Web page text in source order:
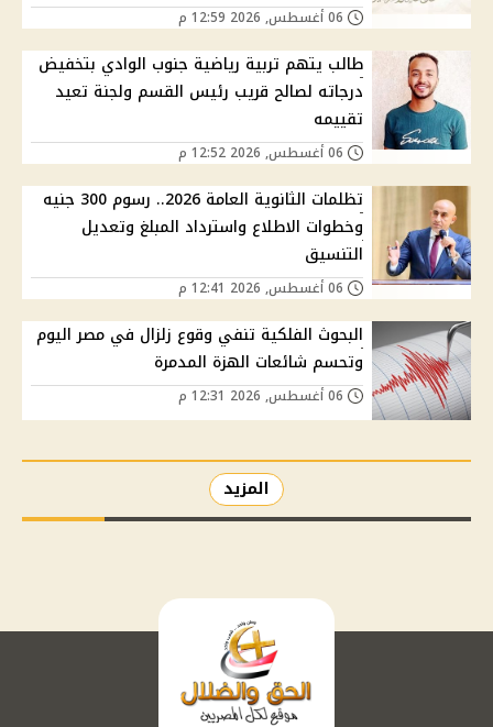
طالب يتهم تربية رياضية جنوب الوادي بتخفيض
درجاته لصالح قريب رئيس القسم ولجنة تعيد
تقييمه
تظلمات الثانوية العامة 2026.. رسوم 300 جنيه
وخطوات الاطلاع واسترداد المبلغ وتعديل
التنسيق
البحوث الفلكية تنفي وقوع زلزال في مصر اليوم
وتحسم شائعات الهزة المدمرة
المزيد